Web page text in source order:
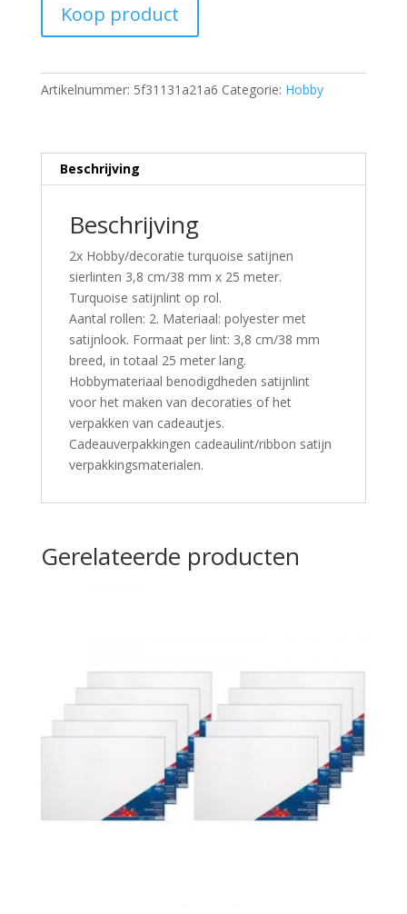
Koop product
Artikelnummer: 5f31131a21a6 Categorie: Hobby
Beschrijving
Beschrijving
2x Hobby/decoratie turquoise satijnen
sierlinten 3,8 cm/38 mm x 25 meter.
Turquoise satijnlint op rol.
Aantal rollen: 2. Materiaal: polyester met
satijnlook. Formaat per lint: 3,8 cm/38 mm
breed, in totaal 25 meter lang.
Hobbymateriaal benodigdheden satijnlint
voor het maken van decoraties of het
verpakken van cadeautjes.
Cadeauverpakkingen cadeaulint/ribbon satijn
verpakkingsmaterialen.
Gerelateerde producten